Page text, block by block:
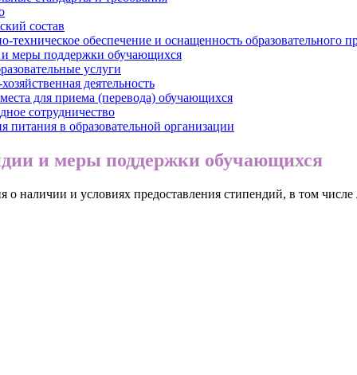
состав
техническое обеспечение и оснащенность образовательного
меры поддержки обучающихся
услуги
деятельность
для приема (перевода) обучающихся
сотрудничество
питания в образовательной организации
и меры поддержки обучающихся
о наличии и условиях предоставления стипендий, в том